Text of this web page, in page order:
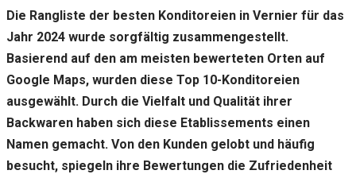
Die Rangliste der besten Konditoreien in Vernier für das
Jahr 2024 wurde sorgfältig zusammengestellt.
Basierend auf den am meisten bewerteten Orten auf
Google Maps, wurden diese Top 10-Konditoreien
ausgewählt. Durch die Vielfalt und Qualität ihrer
Backwaren haben sich diese Etablissements einen
Namen gemacht. Von den Kunden gelobt und häufig
besucht, spiegeln ihre Bewertungen die Zufriedenheit
während
Ihres
gut wie
möglich
funktioniert.
Wenn Sie
diese
Cookies
ablehnen,
verschwinden